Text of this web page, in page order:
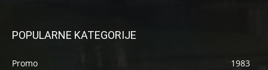
POPULARNE KATEGORIJE
Promo
1983